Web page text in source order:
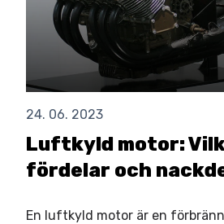
24. 06. 2023
Luftkyld motor:
fördelar och
En luftkyld motor är en